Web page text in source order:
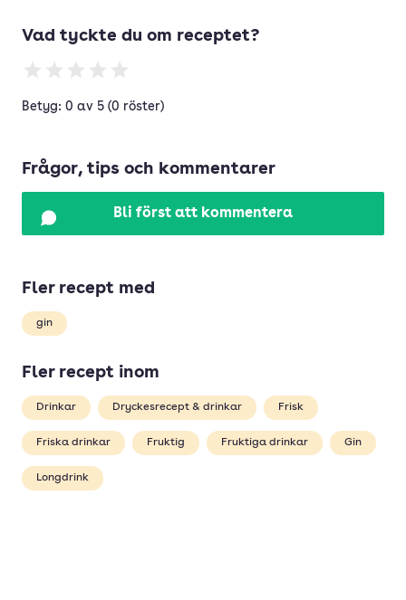
Vad tyckte du om receptet?
Betyg: 0 av 5 (0 röster)
Frågor, tips och kommentarer
Bli först att kommentera
Fler recept med
gin
Fler recept inom
Drinkar Dryckesrecept & drinkar Frisk
Friska drinkar Fruktig Fruktiga drinkar Gin
Longdrink